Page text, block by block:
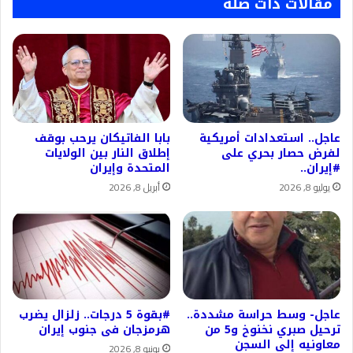
عاجل.. استعدادات أمريكية
لفرض حصار بحري على
#إيران..
يوليو 8, 2026
بابا الفاتيكان يرحب بوقف
إطلاق النار بين الولايات
المتحدة وإيران
أبريل 8, 2026
عاجل- وسط حراسة مشددة..
ترحيل صبري نخنوخ و5 من
معاونيه إلى السجن
#بقوة 5 درجات.. زلزال يضرب
هرمزجان فى جنوب إيران
يونيو 8, 2026